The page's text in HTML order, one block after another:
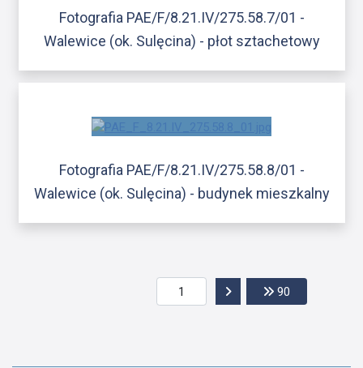
Fotografia PAE/F/8.21.IV/275.58.7/01 -
Walewice (ok. Sulęcina) - płot sztachetowy
Fotografia PAE/F/8.21.IV/275.58.8/01 -
Walewice (ok. Sulęcina) - budynek mieszkalny
Przejdź do następnej
90